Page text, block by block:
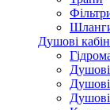
Душові
Душові